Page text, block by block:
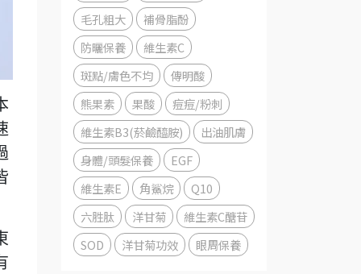
毛孔粗大
補骨脂酚
防曬保養
維生素C
斑點/膚色不均
傳明酸
熊果素
果酸
痘痘/粉刺
維生素B3(菸鹼醯胺)
出油肌膚
身體/頭髮保養
EGF
維生素E
角鯊烷
Q10
六胜肽
洋甘菊
維生素C醣苷
SOD
洋甘菊功效 眼周保養